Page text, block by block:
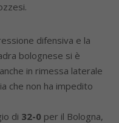
difensiva e la
bolognese si è
in rimessa laterale
che non ha impedito
di 32-0 per il Bologna,